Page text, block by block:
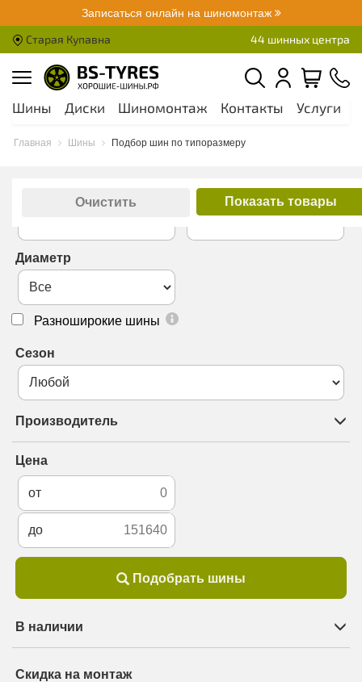
Записаться онлайн на шиномонтаж
Старая Купавна 44 шинных центра
Шины Диски Шиномонтаж Контакты Услуги
Главная Шины Подбор шин по типоразмеру
Высота
Диаметр
Разноширокие шины
Сезон
Производитель
Цена
от
до
Подобрать шины
В наличии
Скидка на монтаж
Очистить Показать товары